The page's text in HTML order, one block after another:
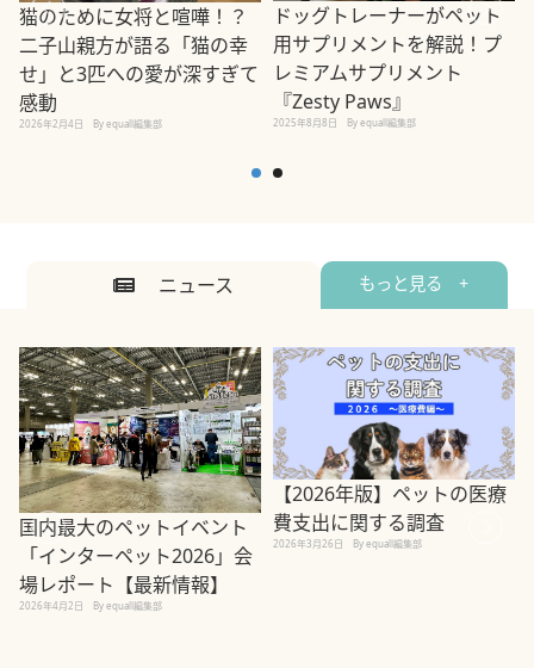
猫のために女将と喧嘩！？
二子山親方が語る「猫の幸
せ」と3匹への愛が深すぎて
感動
2026年2月4日 By equall編集部
ドッグトレーナーがペット
用サプリメントを解説！プ
レミアムサプリメント
『Zesty Paws』
2025年8月8日 By equall編集部
ニュース もっと見る +
国内最大のペットイベント
「インターペット2026」会
場レポート【最新情報】
2026年4月2日 By equall編集部
【2026年版】ペットの医療
費支出に関する調査
2026年3月26日 By equall編集部